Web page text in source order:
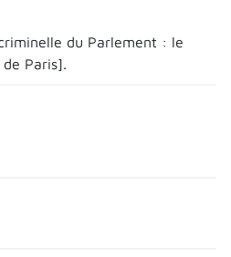
du Parlement : le
Paris].